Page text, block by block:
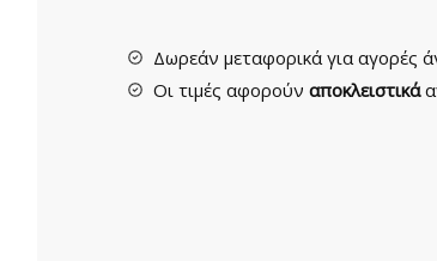
από
Ξύλο
Δωρεάν μεταφορικά για αγορές
Οι τιμές αφορούναποκλειστικά